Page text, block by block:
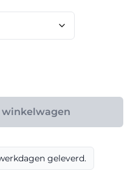
winkelwagen
geleverd.